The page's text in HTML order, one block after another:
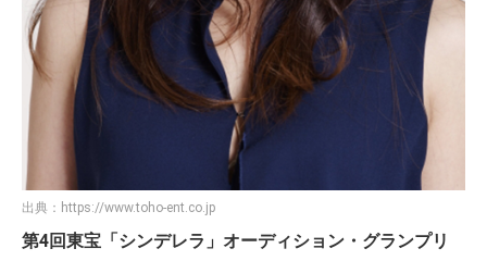
出典： https://www.toho-ent.co.jp
第4回東宝「シンデレラ」オーディション・グランプリ